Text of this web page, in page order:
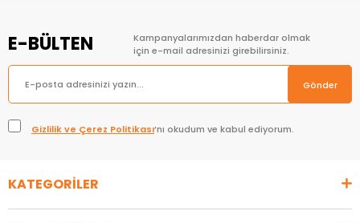
E-BÜLTEN
Kampanyalarımızdan haberdar olmak
için e-mail adresinizi girebilirsiniz.
Gönder
Gizlilik ve Çerez Politikası’nı okudum ve kabul ediyorum.
KATEGORİLER